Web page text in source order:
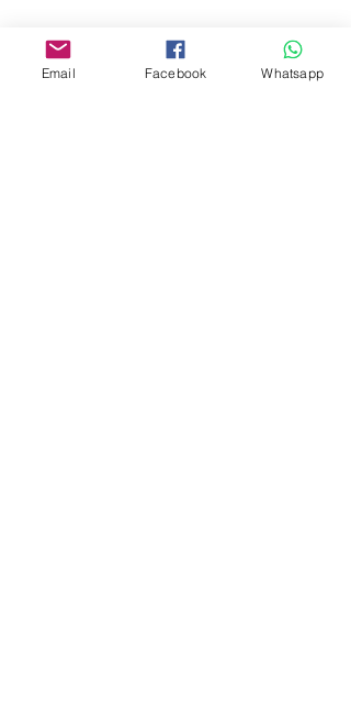
油麻地彌敦道534-538
現時點
商場2樓275A
Email Facebook Whatsapp